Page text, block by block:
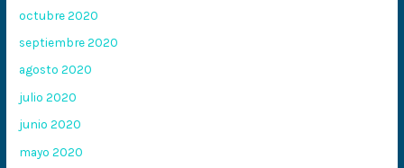
octubre 2020
septiembre 2020
agosto 2020
julio 2020
junio 2020
mayo 2020